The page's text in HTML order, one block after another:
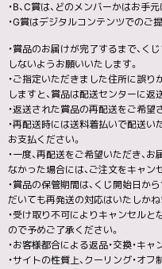
・B、C賞は、どのメンバーかはお手
・G賞はデジタルコンテンツでのご
・賞品のお届けが完了するまで、
しないようお願いいたします。
・ご指定いただきました住所に誤り
しますと、賞品は配送センターに返
・返送された賞品の再配送をご希望
・再配送時には送料着払いで配送い
お支払ください。
・一度、再配送をご希望いただき、
なかった場合には、ご注文をキャン
・賞品の保管期間は、くじ開始日か
だいても再発送の対応はいたしかね
・受け取り不可によりキャンセルと
ので予めご了承ください。
・お客様都合による返品・交換・キ
・サイトの性質上、クーリング・オ